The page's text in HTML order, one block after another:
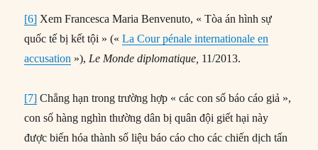
[6] Xem Francesca Maria Benvenuto, « Tòa án hình sự
quốc tế bị kết tội » («La Cour pénale internationale en
accusation »), Le Monde diplomatique, 11/2013.
[7] Chẳng hạn trong trường hợp « các con số báo cáo giả »,
con số hàng nghìn thường dân bị quân đội giết hại này
được biến hóa thành số liệu báo cáo cho các chiến dịch tấn